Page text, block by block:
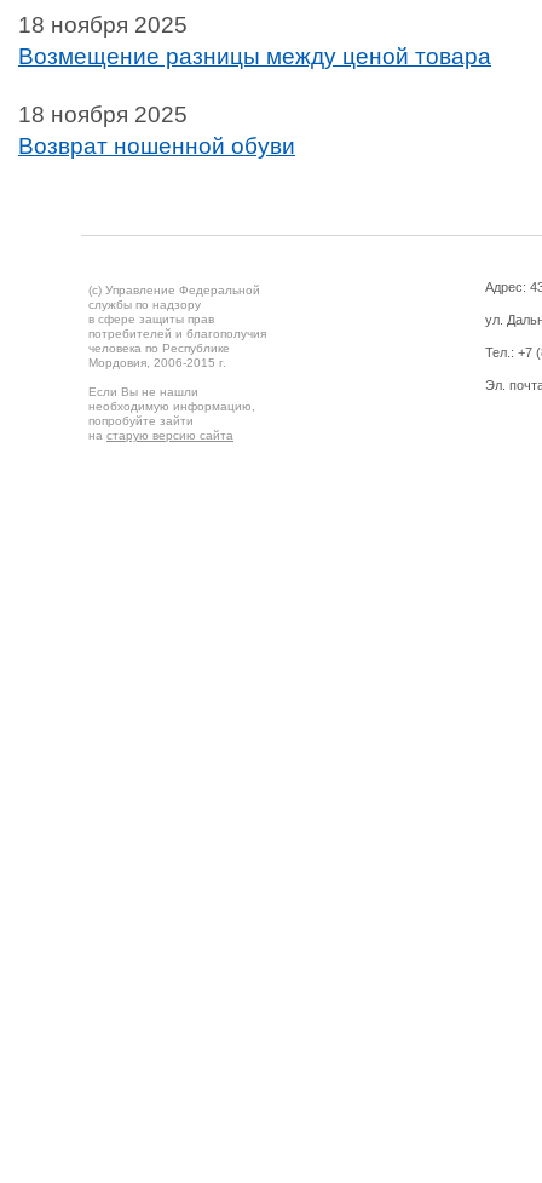
18 ноября 2025
Возмещение разницы между ценой товара
18 ноября 2025
Возврат ношенной обуви
(c) Управление Федеральной
службы по надзору
в сфере защиты прав
потребителей и благополучия
человека по Республике
Мордовия, 2006-2015 г.
Если Вы не нашли
необходимую информацию,
попробуйте зайти
на старую версию сайта
Адрес:
ул.
Тел.: +7
Эл.